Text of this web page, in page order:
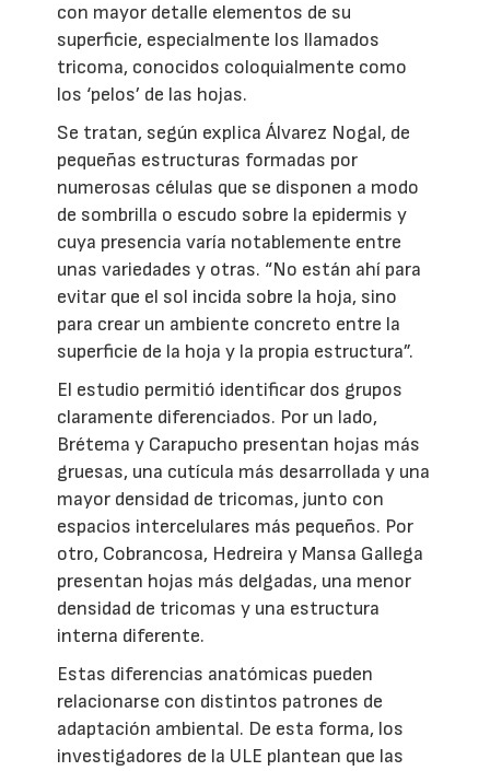
con mayor detalle elementos de su
superficie, especialmente los llamados
tricoma, conocidos coloquialmente como
los ‘pelos’ de las hojas.
Se tratan, según explica Álvarez Nogal, de
pequeñas estructuras formadas por
numerosas células que se disponen a modo
de sombrilla o escudo sobre la epidermis y
cuya presencia varía notablemente entre
unas variedades y otras. “No están ahí para
evitar que el sol incida sobre la hoja, sino
para crear un ambiente concreto entre la
superficie de la hoja y la propia estructura”.
El estudio permitió identificar dos grupos
claramente diferenciados. Por un lado,
Brétema y Carapucho presentan hojas más
gruesas, una cutícula más desarrollada y una
mayor densidad de tricomas, junto con
espacios intercelulares más pequeños. Por
otro, Cobrancosa, Hedreira y Mansa Gallega
presentan hojas más delgadas, una menor
densidad de tricomas y una estructura
interna diferente.
Estas diferencias anatómicas pueden
relacionarse con distintos patrones de
adaptación ambiental. De esta forma, los
investigadores de la ULE plantean que las